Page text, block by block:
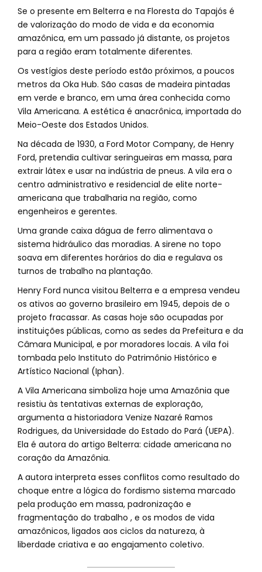
Se o presente em Belterra e na Floresta do Tapajós é
de valorização do modo de vida e da economia
amazônica, em um passado já distante, os projetos
para a região eram totalmente diferentes.
Os vestígios deste período estão próximos, a poucos
metros da Oka Hub. São casas de madeira pintadas
em verde e branco, em uma área conhecida como
Vila Americana. A estética é anacrônica, importada do
Meio-Oeste dos Estados Unidos.
Na década de 1930, a Ford Motor Company, de Henry
Ford, pretendia cultivar seringueiras em massa, para
extrair látex e usar na indústria de pneus. A vila era o
centro administrativo e residencial de elite norte-
americana que trabalharia na região, como
engenheiros e gerentes.
Uma grande caixa dágua de ferro alimentava o
sistema hidráulico das moradias. A sirene no topo
soava em diferentes horários do dia e regulava os
turnos de trabalho na plantação.
Henry Ford nunca visitou Belterra e a empresa vendeu
os ativos ao governo brasileiro em 1945, depois de o
projeto fracassar. As casas hoje são ocupadas por
instituições públicas, como as sedes da Prefeitura e da
Câmara Municipal, e por moradores locais. A vila foi
tombada pelo Instituto do Patrimônio Histórico e
Artístico Nacional (Iphan).
A Vila Americana simboliza hoje uma Amazônia que
resistiu às tentativas externas de exploração,
argumenta a historiadora Venize Nazaré Ramos
Rodrigues, da Universidade do Estado do Pará (UEPA).
Ela é autora do artigo Belterra: cidade americana no
coração da Amazônia.
A autora interpreta esses conflitos como resultado do
choque entre a lógica do fordismo sistema marcado
pela produção em massa, padronização e
fragmentação do trabalho , e os modos de vida
amazônicos, ligados aos ciclos da natureza, à
liberdade criativa e ao engajamento coletivo.